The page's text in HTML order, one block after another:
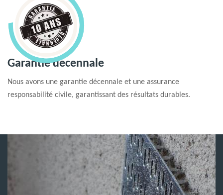
Garantie decennale
Nous avons une garantie décennale et une assurance
responsabilité civile, garantissant des résultats durables.